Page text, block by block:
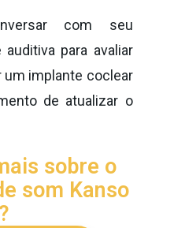
com seu
para avaliar
um implante coclear
de atualizar o
sobre o
som Kanso